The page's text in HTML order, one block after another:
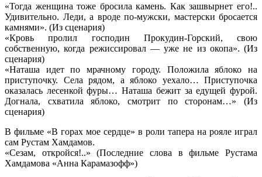
«Тогда женщина тоже бросила камень. Как зашвырнет его!..
Удивительно. Леди, а вроде по-мужски, мастерски бросается
камнями». (Из сценария)
«Кровь пролил господин Прокудин-Горский, свою
собственную, когда режиссировал — уже не из окопа». (Из
сценария)
«Наташа идет по мрачному городу. Положила яблоко на
приступочку. Села рядом, а яблоко уехало… Приступочка
оказалась лесенкой фуры… Наташа бежит за едущей фурой.
Догнала, схватила яблоко, смотрит по сторонам…» (Из
сценария)
В фильме «В горах мое сердце» в роли тапера на рояле играл
сам Рустам Хамдамов.
«Сезам, откройся!..» (Последние слова в фильме Рустама
Хамдамова «Анна Карамазофф»)